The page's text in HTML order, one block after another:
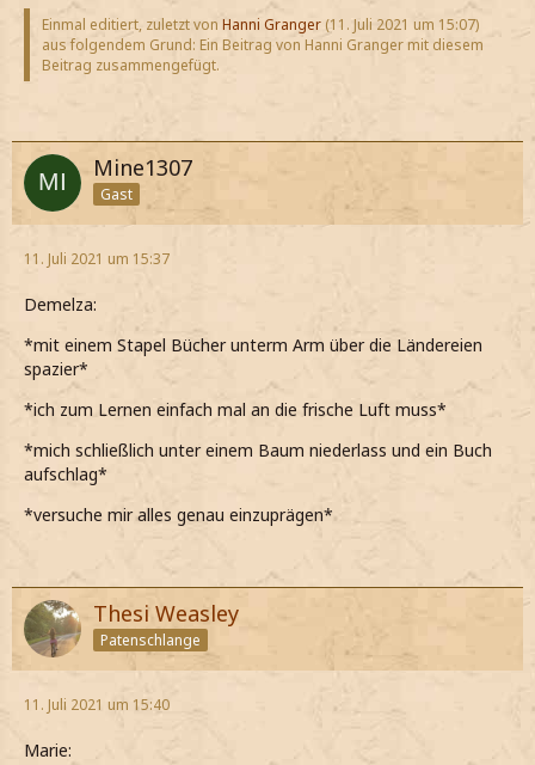
Einmal editiert, zuletzt von Hanni Granger (11. Juli 2021 um 15:07)
aus folgendem Grund: Ein Beitrag von Hanni Granger mit diesem
Beitrag zusammengefügt.
Mine1307
Gast
11. Juli 2021 um 15:37
Demelza:
*mit einem Stapel Bücher unterm Arm über die Ländereien
spazier*
*ich zum Lernen einfach mal an die frische Luft muss*
*mich schließlich unter einem Baum niederlass und ein Buch
aufschlag*
*versuche mir alles genau einzuprägen*
Thesi Weasley
Patenschlange
11. Juli 2021 um 15:40
Marie: